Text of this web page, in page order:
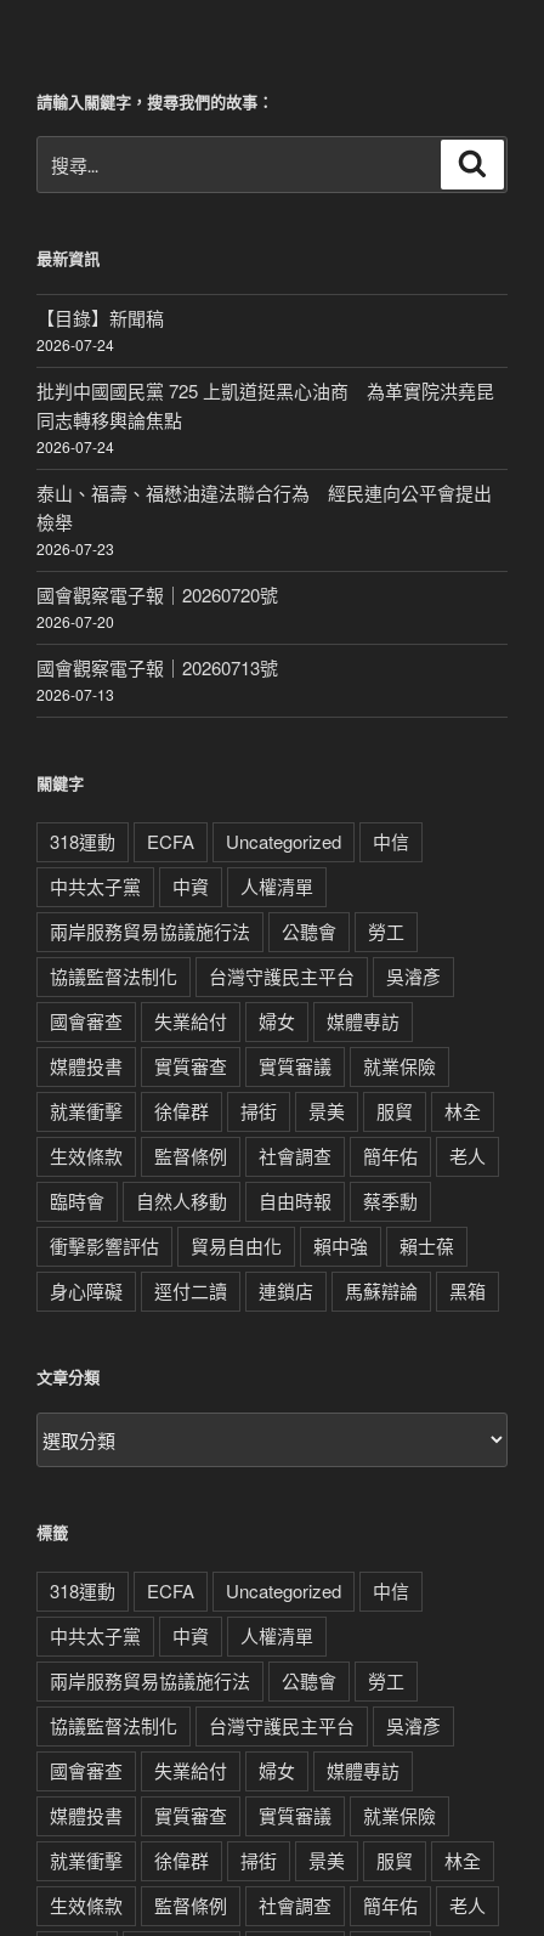
請輸入關鍵字，搜尋我們的故事：
尋
字:
最新資訊
【目錄】新聞稿
2026-07-24
批判中國國民黨 725 上凱道挺黑心油商 為革實院洪堯昆
同志轉移輿論焦點
2026-07-24
泰山、福壽、福懋油違法聯合行為 經民連向公平會提出
檢舉
2026-07-23
國會觀察電子報｜20260720號
2026-07-20
國會觀察電子報｜20260713號
2026-07-13
關鍵字
318運動 ECFA Uncategorized
中信
中共太子黨
中資
人權清單
兩岸服務貿易協議施行法
公聽會
勞工
協議監督法制化
台灣守護民主平台
吳濬彥
國會審查
失業給付 婦女
媒體專訪
媒體投書
實質審查 實質審議
就業保險
就業衝擊
徐偉群 掃街 景美 服貿
林全
生效條款
監督條例 社會調查 簡年佑
老人
臨時會
自然人移動 自由時報
蔡季勳
衝擊影響評估
貿易自由化 賴中強
賴士葆
身心障礙
逕付二讀 連鎖店 馬蘇辯論 黑箱
文章分類
文
章
標籤
318運動 ECFA Uncategorized
中信
中共太子黨
中資
人權清單
兩岸服務貿易協議施行法
公聽會
勞工
協議監督法制化
台灣守護民主平台
吳濬彥
國會審查
失業給付 婦女
媒體專訪
媒體投書
實質審查 實質審議
就業保險
就業衝擊
徐偉群 掃街 景美 服貿
林全
生效條款
監督條例 社會調查 簡年佑 老人